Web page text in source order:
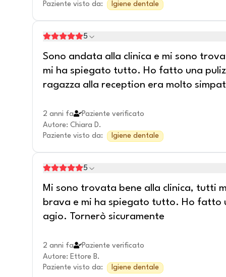
Paziente visto da: Igiene dentale
5
Sono andata alla clinica e mi sono
mi ha spiegato tutto. Ho fatto una
ragazza alla reception era molto
2 anni fa
Paziente verificato
Autore: Chiara D.
Paziente visto da: Igiene dentale
5
Mi sono trovata bene alla clinica, tutti
brava e mi ha spiegato tutto. Ho fatto
agio. Tornerò sicuramente
2 anni fa
Paziente verificato
Autore: Ettore B.
Paziente visto da: Igiene dentale